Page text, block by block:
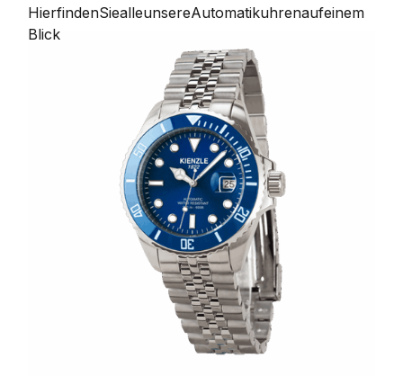
HierfindenSiealleunsereAutomatikuhrenaufeinem
Blick